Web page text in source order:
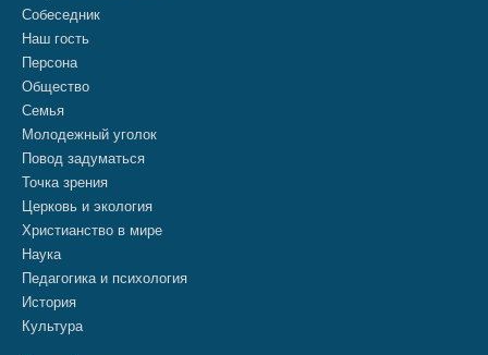
Собеседник
Наш гость
Персона
Общество
Семья
Молодежный уголок
Повод задуматься
Точка зрения
Церковь и экология
Христианство в мире
Наука
Педагогика и психология
История
Культура